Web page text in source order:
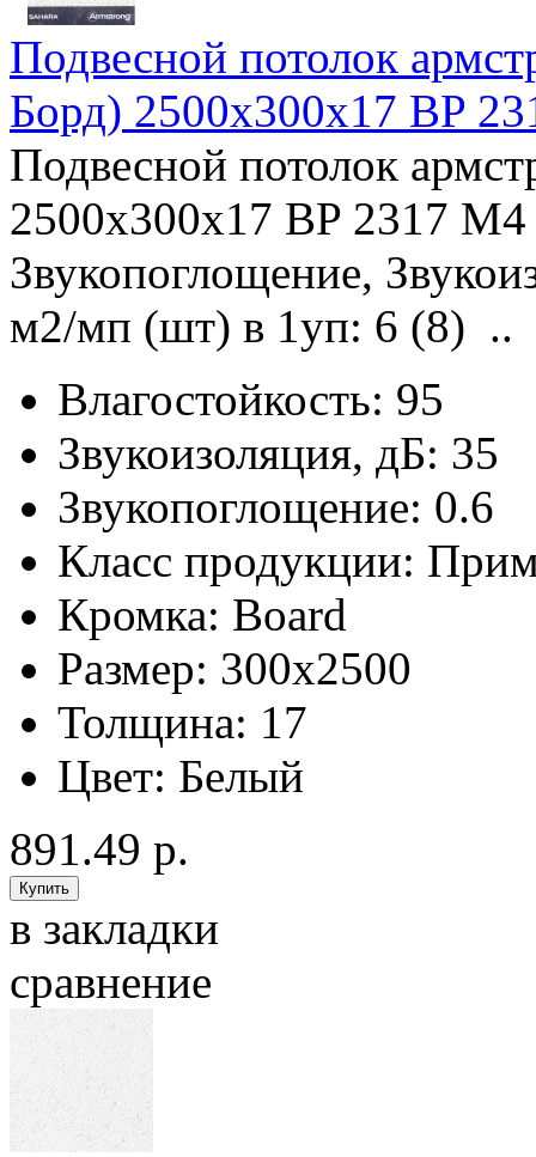
Подвесной потолок
Борд) 2500x300x17 BP
Подвесной потолок
2500x300x17 BP 2317 M4
Звукопоглощение,
м2/мп (шт) в 1уп: 6 (8) ..
Влагостойкость: 95
Звукоизоляция, дБ: 35
Звукопоглощение: 0.6
Класс продукции:
Кромка: Board
Размер: 300x2500
Толщина: 17
Цвет: Белый
891.49 р.
в закладки
сравнение